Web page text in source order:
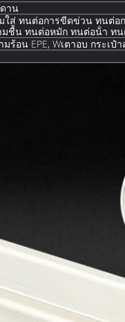
าน
ใส่ ทนต่อการขีดข่วน ทนต่อ
มชื้น ทนต่อหมัก ทนต่อน้ํา ท
ร้อน EPE, Wเตาอบ กระเป๋